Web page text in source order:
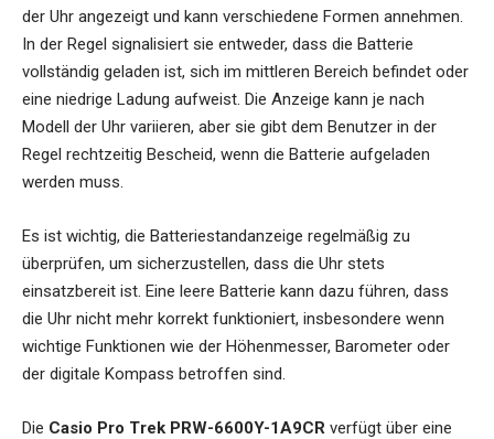
der Uhr angezeigt und kann verschiedene Formen annehmen.
In der Regel signalisiert sie entweder, dass die Batterie
vollständig geladen ist, sich im mittleren Bereich befindet oder
eine niedrige Ladung aufweist. Die Anzeige kann je nach
Modell der Uhr variieren, aber sie gibt dem Benutzer in der
Regel rechtzeitig Bescheid, wenn die Batterie aufgeladen
werden muss.
Es ist wichtig, die Batteriestandanzeige regelmäßig zu
überprüfen, um sicherzustellen, dass die Uhr stets
einsatzbereit ist. Eine leere Batterie kann dazu führen, dass
die Uhr nicht mehr korrekt funktioniert, insbesondere wenn
wichtige Funktionen wie der Höhenmesser, Barometer oder
der digitale Kompass betroffen sind.
Die Casio Pro Trek PRW-6600Y-1A9CR verfügt über eine